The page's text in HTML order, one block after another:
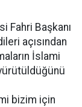
Fahri Başkanı
açısından
İslami
bizim için